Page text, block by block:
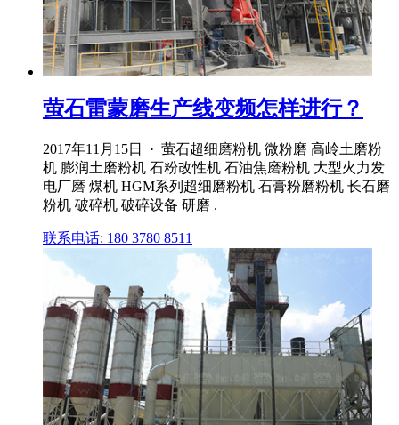
萤石雷蒙磨生产线变频怎样进行？
2017年11月15日 · 萤石超细磨粉机 微粉磨 高岭土磨粉
机 膨润土磨粉机 石粉改性机 石油焦磨粉机 大型火力发
电厂磨 煤机 HGM系列超细磨粉机 石膏粉磨粉机 长石磨
粉机 破碎机 破碎设备 研磨 .
联系电话: 180 3780 8511